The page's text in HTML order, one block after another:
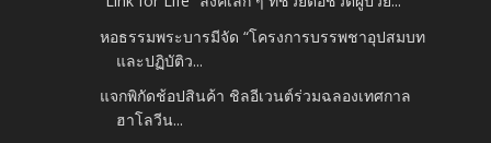
หอธรรมพระบารมีจัด “โครงการบรรพชาอุปสมบท
และปฏิบัติว...
แจกพิกัดช้อปสินค้า ชิลอีเวนต์ร่วมฉลองเทศกาล
ฮาโลวีน...